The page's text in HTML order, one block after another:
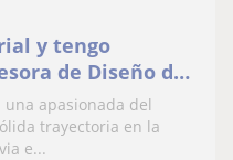
y tengo
de Diseño de
una apasionada del
trayectoria en la
e...